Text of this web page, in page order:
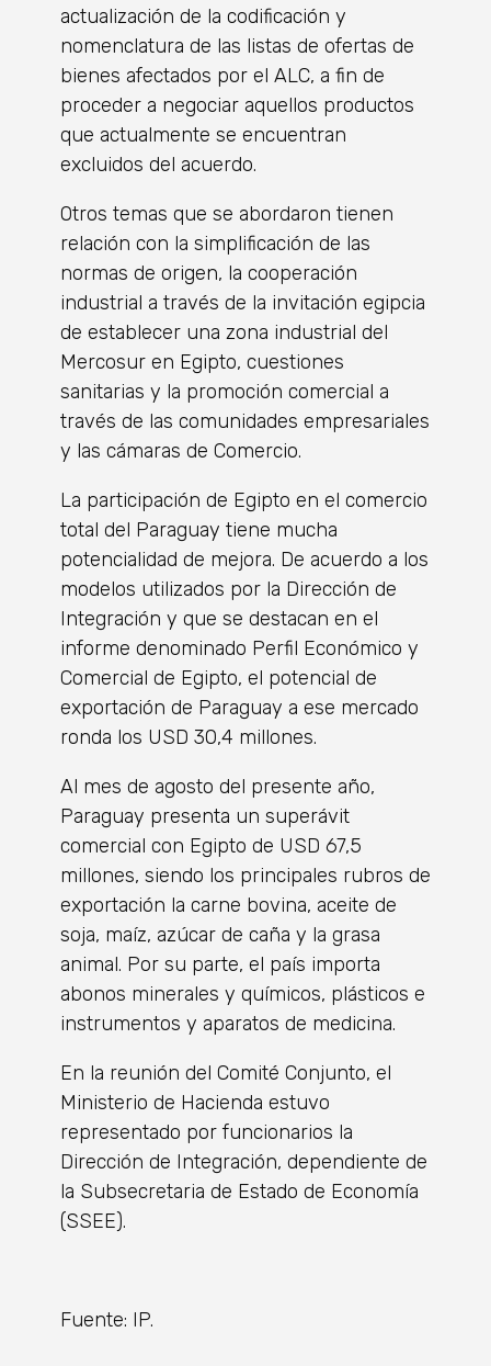
actualización de la codificación y
nomenclatura de las listas de ofertas de
bienes afectados por el ALC, a fin de
proceder a negociar aquellos productos
que actualmente se encuentran
excluidos del acuerdo.
Otros temas que se abordaron tienen
relación con la simplificación de las
normas de origen, la cooperación
industrial a través de la invitación egipcia
de establecer una zona industrial del
Mercosur en Egipto, cuestiones
sanitarias y la promoción comercial a
través de las comunidades empresariales
y las cámaras de Comercio.
La participación de Egipto en el comercio
total del Paraguay tiene mucha
potencialidad de mejora. De acuerdo a los
modelos utilizados por la Dirección de
Integración y que se destacan en el
informe denominado Perfil Económico y
Comercial de Egipto, el potencial de
exportación de Paraguay a ese mercado
ronda los USD 30,4 millones.
Al mes de agosto del presente año,
Paraguay presenta un superávit
comercial con Egipto de USD 67,5
millones, siendo los principales rubros de
exportación la carne bovina, aceite de
soja, maíz, azúcar de caña y la grasa
animal. Por su parte, el país importa
abonos minerales y químicos, plásticos e
instrumentos y aparatos de medicina.
En la reunión del Comité Conjunto, el
Ministerio de Hacienda estuvo
representado por funcionarios la
Dirección de Integración, dependiente de
la Subsecretaria de Estado de Economía
(SSEE).
Fuente: IP.